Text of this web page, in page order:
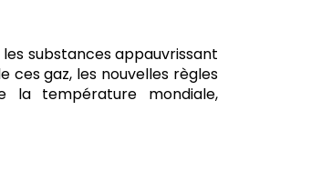
substances appauvrissant
ces gaz, les nouvelles règles
la température mondiale,